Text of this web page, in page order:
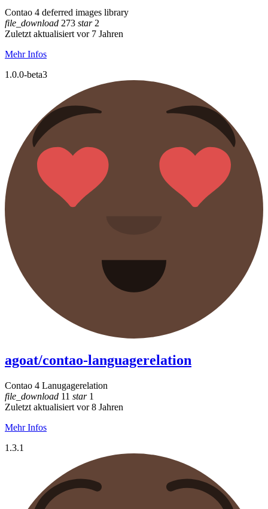
Contao 4 deferred images library
file_download 273 star2
Zuletzt aktualisiert vor 7 Jahren
Mehr Infos
1.0.0-beta3
agoat/contao-languagerelation
Contao 4 Lanugagerelation
file_download 11 star1
Zuletzt aktualisiert vor 8 Jahren
Mehr Infos
1.3.1